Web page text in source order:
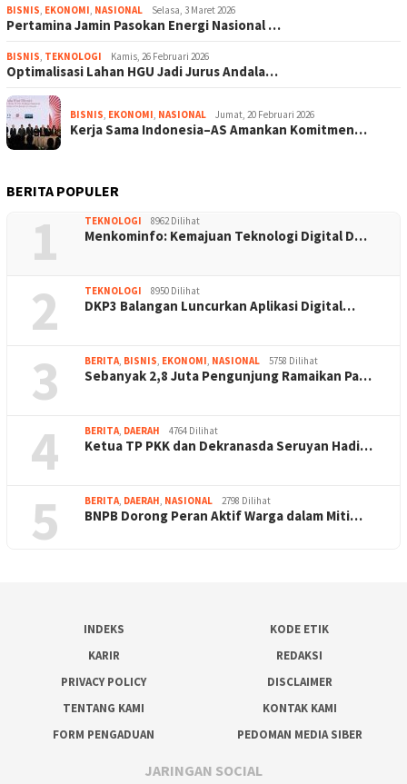
BISNIS, EKONOMI, NASIONAL Selasa, 3 Maret 2026
Pertamina Jamin Pasokan Energi Nasional …
BISNIS, TEKNOLOGI Kamis, 26 Februari 2026
Optimalisasi Lahan HGU Jadi Jurus Andala…
BISNIS, EKONOMI, NASIONAL Jumat, 20 Februari 2026
Kerja Sama Indonesia–AS Amankan Komitmen…
BERITA POPULER
1 TEKNOLOGI 8962 Dilihat
Menkominfo: Kemajuan Teknologi Digital D…
2 TEKNOLOGI 8950 Dilihat
DKP3 Balangan Luncurkan Aplikasi Digital…
3 BERITA, BISNIS, EKONOMI, NASIONAL 5758 Dilihat
Sebanyak 2,8 Juta Pengunjung Ramaikan Pa…
4 BERITA, DAERAH 4764 Dilihat
Ketua TP PKK dan Dekranasda Seruyan Hadi…
5 BERITA, DAERAH, NASIONAL 2798 Dilihat
BNPB Dorong Peran Aktif Warga dalam Miti…
INDEKS
KODE ETIK
KARIR
REDAKSI
PRIVACY POLICY
DISCLAIMER
TENTANG KAMI
KONTAK KAMI
FORM PENGADUAN
PEDOMAN MEDIA SIBER
JARINGAN SOCIAL